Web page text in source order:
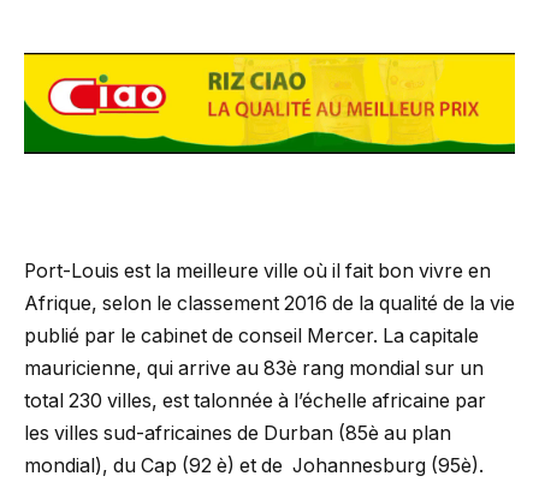
Port-Louis est la meilleure ville où il fait bon vivre en
Afrique, selon le classement 2016 de la qualité de la vie
publié par le cabinet de conseil Mercer. La capitale
mauricienne, qui arrive au 83è rang mondial sur un
total 230 villes, est talonnée à l’échelle africaine par
les villes sud-africaines de Durban (85è au plan
mondial), du Cap (92 è) et de Johannesburg (95è).